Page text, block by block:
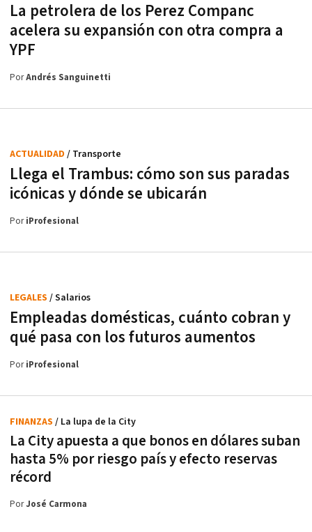
La petrolera de los Perez Companc
acelera su expansión con otra compra a
YPF
PorAndrés Sanguinetti
Llega el Trambus: cómo son sus paradas
icónicas y dónde se ubicarán
ACTUALIDAD / Transporte
PoriProfesional
Empleadas domésticas, cuánto cobran y
qué pasa con los futuros aumentos
LEGALES / Salarios
PoriProfesional
La City apuesta a que bonos en dólares suban
hasta 5% por riesgo país y efecto reservas
récord
FINANZAS / La lupa de la City
PorJosé Carmona